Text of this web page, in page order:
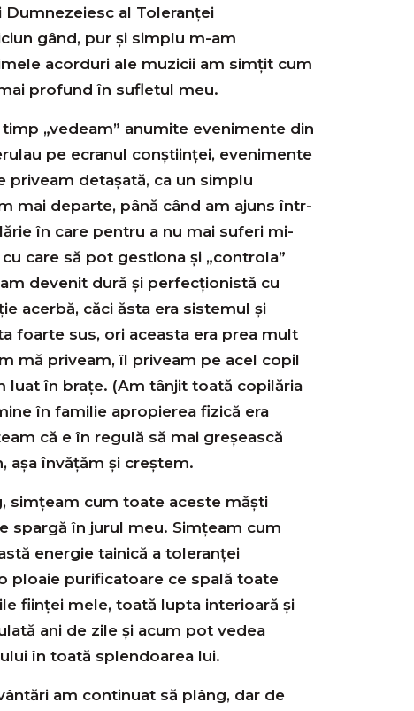
al Toleranței
gând, pur și simplu m-am
acorduri ale muzicii am simţit cum
profund în sufletul meu.
„vedeam” anumite evenimente din
pe ecranul conştiinţei, evenimente
priveam detaşată, ca un simplu
mai departe, până când am ajuns într-
în care pentru a nu mai suferi mi-
care să pot gestiona și „controla”
devenit dură și perfecţionistă cu
acerbă, căci ăsta era sistemul și
foarte sus, ori aceasta era prea mult
mă priveam, îl priveam pe acel copil
luat în brațe. (Am tânjit toată copilăria
în familie apropierea fizică era
că e în regulă să mai greşească
aşa învăţăm și creștem.
simțeam cum toate aceste măști
spargă în jurul meu. Simţeam cum
energie tainică a toleranței
ploaie purificatoare ce spală toate
ființei mele, toată lupta interioară şi
ani de zile și acum pot vedea
în toată splendoarea lui.
am continuat să plâng, dar de